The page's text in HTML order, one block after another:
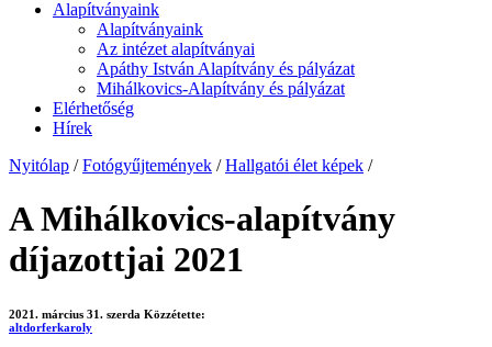
Alapítványaink
Alapítványaink
Az intézet alapítványai
Apáthy István Alapítvány és pályázat
Mihálkovics-Alapítvány és pályázat
Elérhetőség
Hírek
Nyitólap / Fotógyűjtemények / Hallgatói élet képek /
A Mihálkovics-alapítvány
díjazottjai 2021
2021. március 31. szerda Közzétette:
altdorferkaroly